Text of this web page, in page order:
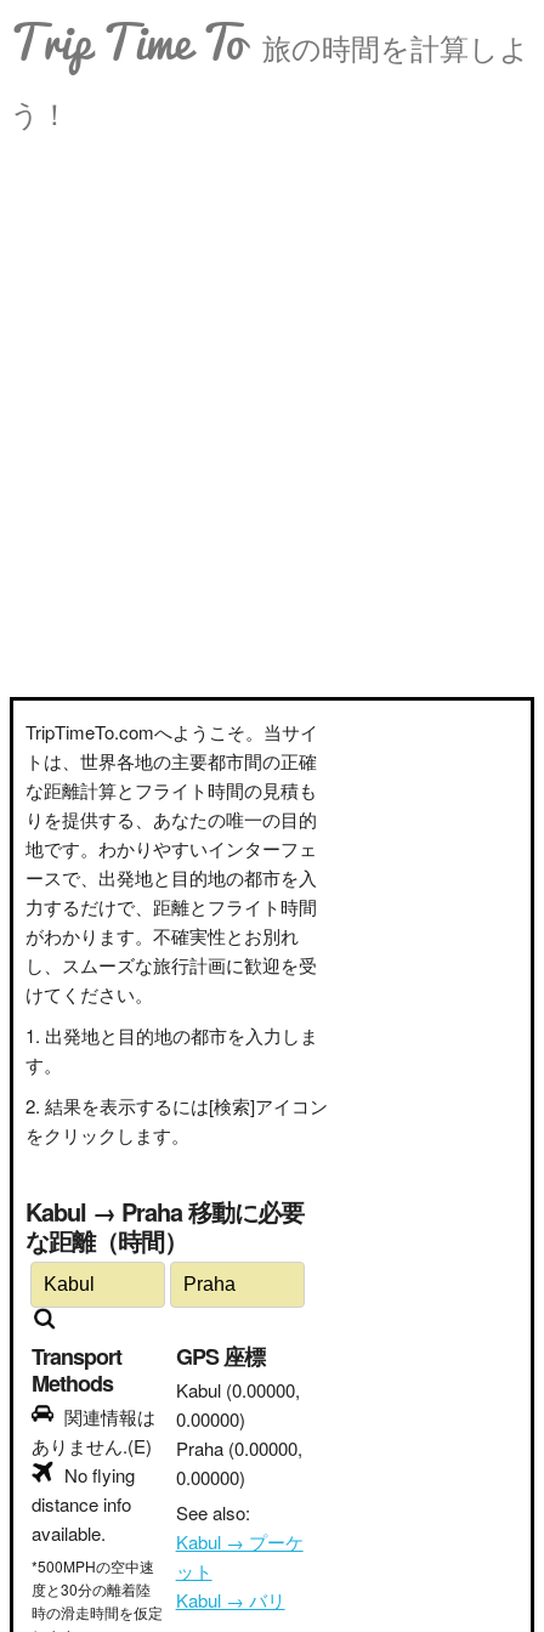
Trip Time To 旅の時間を計算しよ
う！
TripTimeTo.comへようこそ。当サイ
トは、世界各地の主要都市間の正確
な距離計算とフライト時間の見積も
りを提供する、あなたの唯一の目的
地です。わかりやすいインターフェ
ースで、出発地と目的地の都市を入
力するだけで、距離とフライト時間
がわかります。不確実性とお別れ
し、スムーズな旅行計画に歓迎を受
けてください。
出発地と目的地の都市を入力しま
す。
結果を表示するには[検索]アイコン
をクリックします。
Kabul → Praha 移動に必要
な距離（時間）
Transport
Methods
関連情報は
ありません.(E)
No flying
distance info
available.
*500MPHの空中速
度と30分の離着陸
時の滑走時間を仮定
GPS 座標
Kabul (0.00000,
0.00000)
Praha (0.00000,
0.00000)
See also:
Kabul → プーケ
ット
Kabul → バリ